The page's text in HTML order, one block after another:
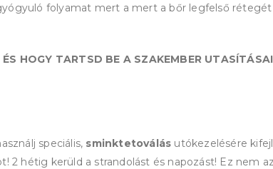
folyamat mert a mert a bőr legfelső rétegét
HOGY TARTSD BE A SZAKEMBER
speciális, sminktetoválás utókezelésére
2 hétig kerüld a strandolást és napozást! Ez nem